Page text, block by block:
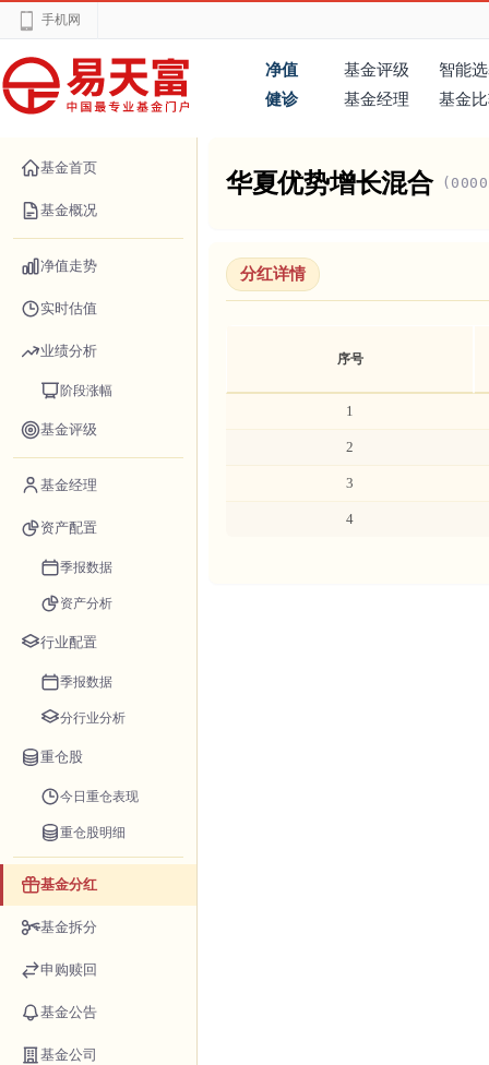
手机网
净值 基金评级
智能
健诊
基金经理 基金
基金首页
基金概况
净值走势
实时估值
业绩分析
阶段涨幅
基金评级
基金经理
资产配置
季报数据
资产分析
行业配置
季报数据
分行业分析
重仓股
今日重仓表现
重仓股明细
基金分红
基金拆分
申购赎回
基金公告
基金公司
华夏优势增长混合
分红详情
序号
1
2
3
4